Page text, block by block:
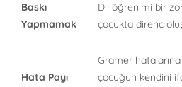
Baskı
Yapmamak
Dil öğrenimi bir
çocukta direnç
Hata Payı
Gramer
çocuğun kendini